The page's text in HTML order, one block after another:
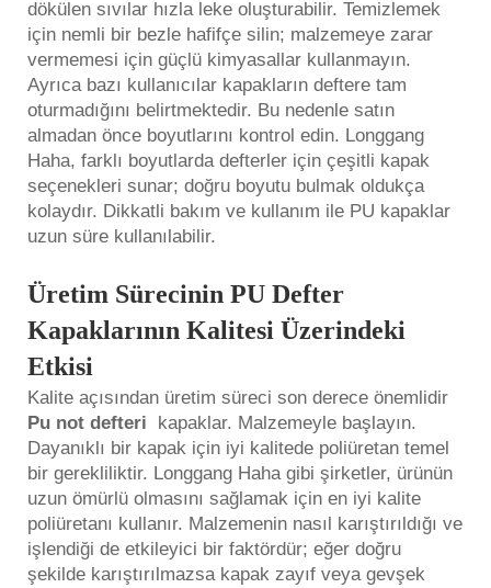
dökülen sıvılar hızla leke oluşturabilir. Temizlemek
için nemli bir bezle hafifçe silin; malzemeye zarar
vermemesi için güçlü kimyasallar kullanmayın.
Ayrıca bazı kullanıcılar kapakların deftere tam
oturmadığını belirtmektedir. Bu nedenle satın
almadan önce boyutlarını kontrol edin. Longgang
Haha, farklı boyutlarda defterler için çeşitli kapak
seçenekleri sunar; doğru boyutu bulmak oldukça
kolaydır. Dikkatli bakım ve kullanım ile PU kapaklar
uzun süre kullanılabilir.
Üretim Sürecinin PU Defter
Kapaklarının Kalitesi Üzerindeki
Etkisi
Kalite açısından üretim süreci son derece önemlidir
Pu not defteri
kapaklar. Malzemeyle başlayın.
Dayanıklı bir kapak için iyi kalitede poliüretan temel
bir gerekliliktir. Longgang Haha gibi şirketler, ürünün
uzun ömürlü olmasını sağlamak için en iyi kalite
poliüretanı kullanır. Malzemenin nasıl karıştırıldığı ve
işlendiği de etkileyici bir faktördür; eğer doğru
şekilde karıştırılmazsa kapak zayıf veya gevşek